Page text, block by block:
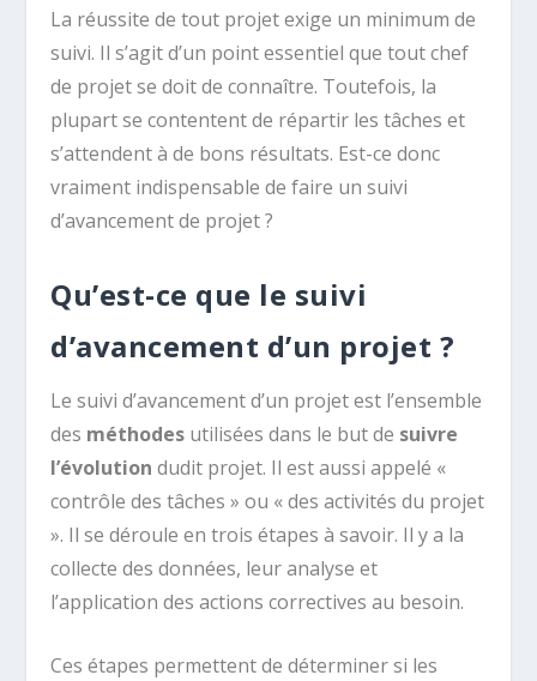
La réussite de tout projet exige un minimum de
suivi. Il s’agit d’un point essentiel que tout chef
de projet se doit de connaître. Toutefois, la
plupart se contentent de répartir les tâches et
s’attendent à de bons résultats. Est-ce donc
vraiment indispensable de faire un suivi
d’avancement de projet ?
Qu’est-ce que le suivi
d’avancement d’un projet ?
Le suivi d’avancement d’un projet est l’ensemble
des méthodes utilisées dans le but de suivre
l’évolution dudit projet. Il est aussi appelé «
contrôle des tâches » ou « des activités du projet
». Il se déroule en trois étapes à savoir. Il y a la
collecte des données, leur analyse et
l’application des actions correctives au besoin.
Ces étapes permettent de déterminer si les